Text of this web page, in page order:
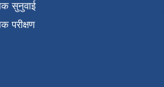
सुनुवाई
परीक्षण